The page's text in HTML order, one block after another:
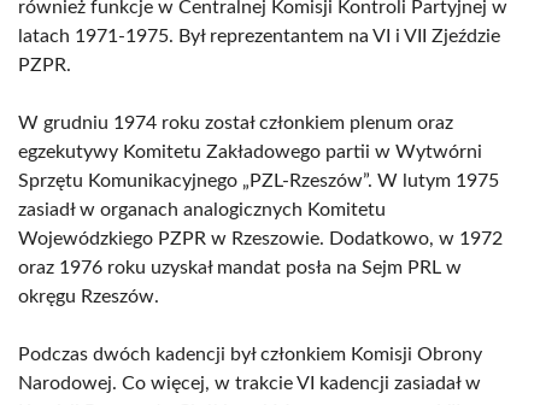
również funkcje w Centralnej Komisji Kontroli Partyjnej w
latach 1971-1975. Był reprezentantem na VI i VII Zjeździe
PZPR.
W grudniu 1974 roku został członkiem plenum oraz
egzekutywy Komitetu Zakładowego partii w Wytwórni
Sprzętu Komunikacyjnego „PZL-Rzeszów”. W lutym 1975
zasiadł w organach analogicznych Komitetu
Wojewódzkiego PZPR w Rzeszowie. Dodatkowo, w 1972
oraz 1976 roku uzyskał mandat posła na Sejm PRL w
okręgu Rzeszów.
Podczas dwóch kadencji był członkiem Komisji Obrony
Narodowej. Co więcej, w trakcie VI kadencji zasiadał w